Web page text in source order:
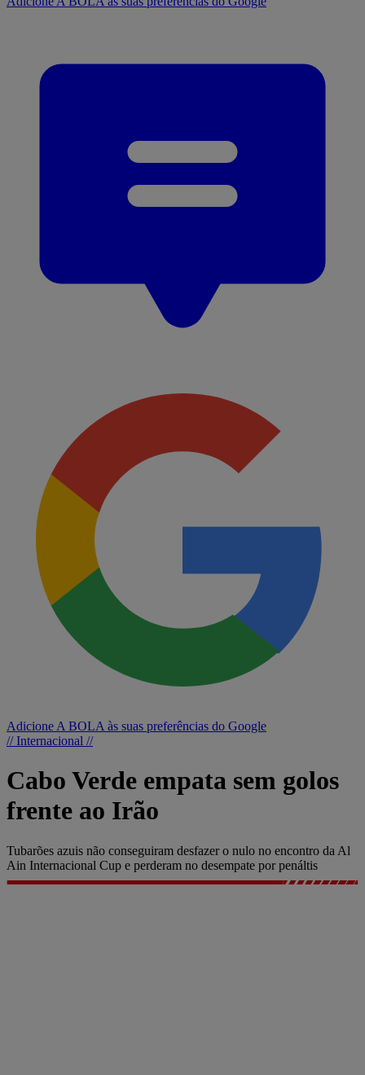
Adicione A BOLA às suas preferências do Google
// Internacional //
Cabo Verde empata sem golos
frente ao Irão
Tubarões azuis não conseguiram desfazer o nulo no encontro da Al
Ain Internacional Cup e perderam no desempate por penáltis